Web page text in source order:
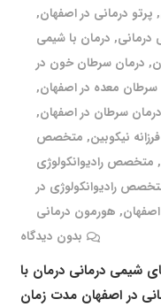
, پرتو درمانی در اصفهان,
درمانی, درمان با شیمی
, درمان سرطان خون در
سرطان معده در اصفهان,
سرطان در اصفهان,
نیکوبین, متخصص
, متخصص رادیوانکولوژی
رادیوانکولوژی در
اصفهان, هورمون درمانی
بدون دیدگاه
شیمی درمانی درمان با
در اصفهان مدت زمان